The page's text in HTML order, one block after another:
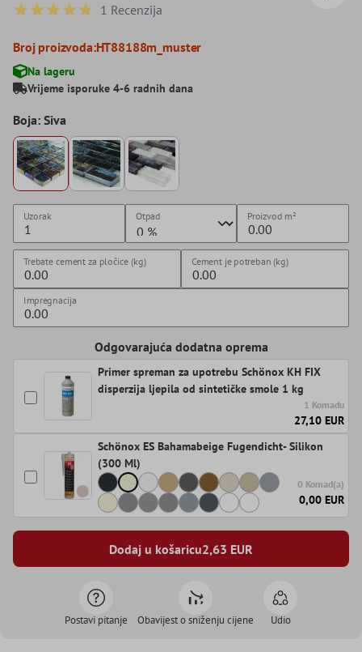
Prosječna ocjena 5 od 5 zvjezdica
1 Recenzija
Broj proizvoda:HT88188m_muster
Na lageru
Vrijeme isporuke 4-6 radnih dana
Boja: Siva
Uzorak Otpad Proizvod m²
Trebate cement za pločice (kg) Cement je potreban (kg)
Impregnacija
Odgovarajuća dodatna oprema
Primer spreman za upotrebu Schönox KH FIX
disperzija ljepila od sintetičke smole 1 kg
1 Komadu
27,10 EUR
Schönox ES Bahamabeige Fugendicht- Silikon
(300 Ml)
0 Komad(a)
0,00 EUR
Dodaj u košaricu2,63 EUR
Postavi pitanje Obavijest o sniženju cijene Udio